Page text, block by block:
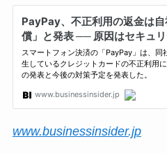
www.businessinsider.jp